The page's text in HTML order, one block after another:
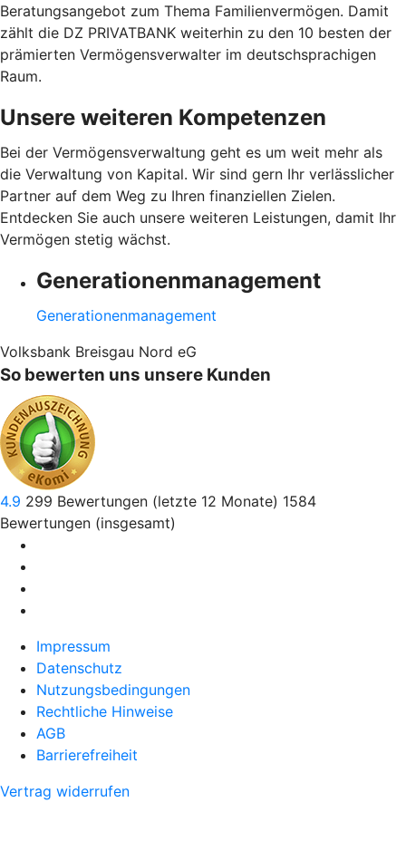
Beratungsangebot zum Thema Familienvermögen. Damit
zählt die DZ PRIVATBANK weiterhin zu den 10 besten der
prämierten Vermögensverwalter im deutschsprachigen
Raum.
Unsere weiteren Kompetenzen
Bei der Vermögensverwaltung geht es um weit mehr als
die Verwaltung von Kapital. Wir sind gern Ihr verlässlicher
Partner auf dem Weg zu Ihren finanziellen Zielen.
Entdecken Sie auch unsere weiteren Leistungen, damit Ihr
Vermögen stetig wächst.
Generationenmanagement
Generationenmanagement
Volksbank Breisgau Nord eG
So bewerten uns unsere Kunden
4.9 299 Bewertungen (letzte 12 Monate) 1584
Bewertungen (insgesamt)
Impressum
Datenschutz
Nutzungsbedingungen
Rechtliche Hinweise
AGB
Barrierefreiheit
Vertrag widerrufen